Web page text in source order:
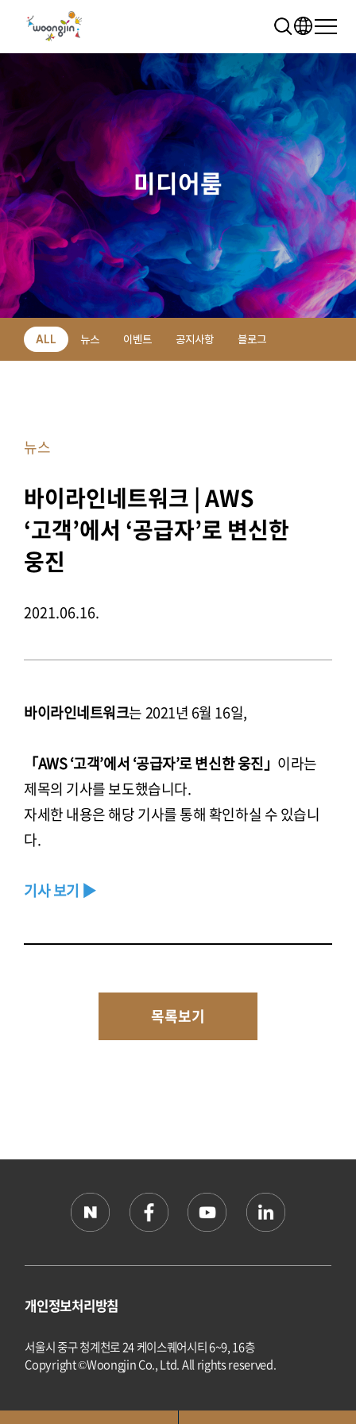
추천 검색어
WRMS WDMS SAP ERP
렌탈 모빌리티 클라우드
미디어룸
ALL 뉴스 이벤트 공지사항 블로그
뉴스
바이라인네트워크 | AWS
‘고객’에서 ‘공급자’로 변신한
웅진
2021.06.16.
바이라인네트워크는 2021년 6월 16일,
「AWS ‘고객’에서 ‘공급자’로 변신한 웅진」 이라는
제목의 기사를 보도했습니다.
자세한 내용은 해당 기사를 통해 확인하실 수 있습니
다.
기사 보기 ▶
목록보기
개인정보처리방침
서울시 중구 청계천로 24 케이스퀘어시티 6~9, 16층
Copyright ©Woongjin Co., Ltd. All rights reserved.